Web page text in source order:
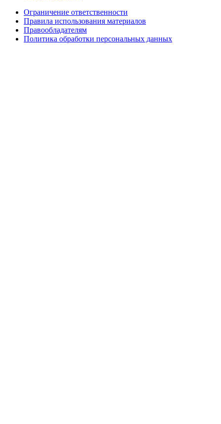
Ограничение ответственности
Правила использования материалов
Правообладателям
Политика обработки персональных данных